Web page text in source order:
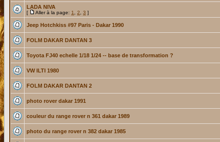
LADA NIVA
[ Aller à la page: 1 2 3 ]
Jeep Hotchkiss #97 Paris - Dakar 1990
FOLM DAKAR DANTAN 3
Toyota FJ40 echelle 1/18 1/24 -- base de transformation ?
VW ILTI 1980
FOLM DAKAR DANTAN 2
photo rover dakar 1991
couleur du range rover n 361 dakar 1989
photo du range rover n 382 dakar 1985